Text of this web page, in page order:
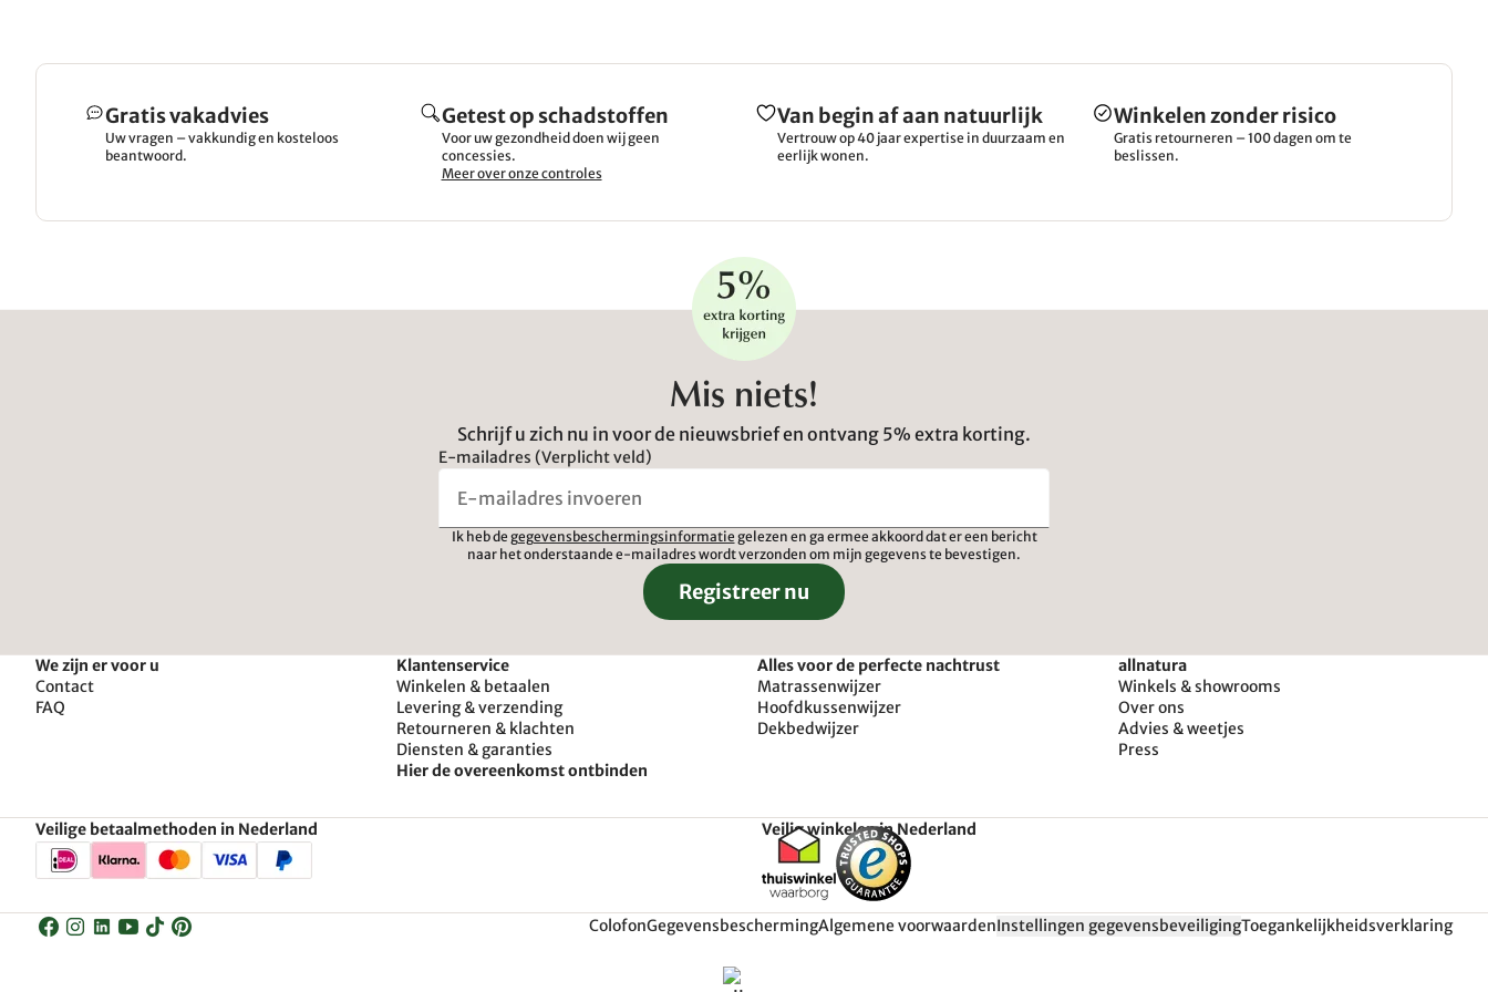
Gratis vakadvies
Uw vragen – vakkundig en kosteloos
beantwoord.
Getest op schadstoffen
Voor uw gezondheid doen wij geen
concessies.
Meer over onze controles
Van begin af aan natuurlijk
Vertrouw op 40 jaar expertise in duurzaam en
eerlijk wonen.
Winkelen zonder risico
Gratis retourneren – 100 dagen om te
beslissen.
Mis niets!
Schrijf u zich nu in voor de nieuwsbrief en ontvang 5% extra korting.
E-mailadres (Verplicht veld)
Ik heb de gegevensbeschermingsinformatie gelezen en ga ermee akkoord dat er een bericht
naar het onderstaande e-mailadres wordt verzonden om mijn gegevens te bevestigen.
Registreer nu
We zijn er voor u
Contact
FAQ
Klantenservice
Winkelen & betaalen
Levering & verzending
Retourneren & klachten
Diensten & garanties
Hier de overeenkomst ontbinden
Alles voor de perfecte nachtrust
Matrassenwijzer
Hoofdkussenwijzer
Dekbedwijzer
allnatura
Winkels & showrooms
Over ons
Advies & weetjes
Press
Veilige betaalmethoden in Nederland Veilig winkelen in Nederland
ColofonGegevensbeschermingAlgemene voorwaardenInstellingen gegevensbeveiligingToegankelijkheidsverklaring